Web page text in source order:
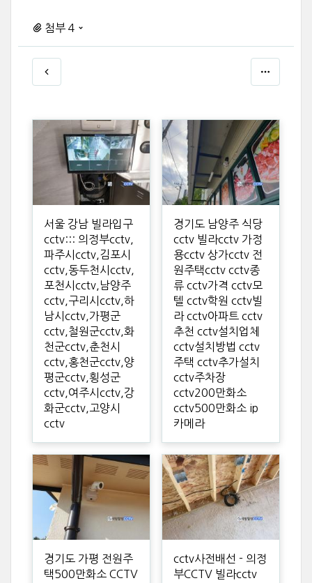
첨부 4
서울 강남 빌라입구
cctv::: 의정부cctv,
파주시cctv,김포시
cctv,동두천시cctv,
포천시cctv,남양주
cctv,구리시cctv,하
남시cctv,가평군
cctv,철원군cctv,화
천군cctv,춘천시
cctv,홍천군cctv,양
평군cctv,횡성군
cctv,여주시cctv,강
화군cctv,고양시
cctv
경기도 남양주 식당
cctv 빌라cctv 가정
용cctv 상가cctv 전
원주택cctv cctv종
류 cctv가격 cctv모
텔 cctv학원 cctv빌
라 cctv아파트 cctv
추천 cctv설치업체
cctv설치방법 cctv
주택 cctv추가설치
cctv주차장
cctv200만화소
cctv500만화소 ip
카메라
경기도 가평 전원주
택500만화소 CCTV
cctv사전배선 - 의정
부CCTV 빌라cctv